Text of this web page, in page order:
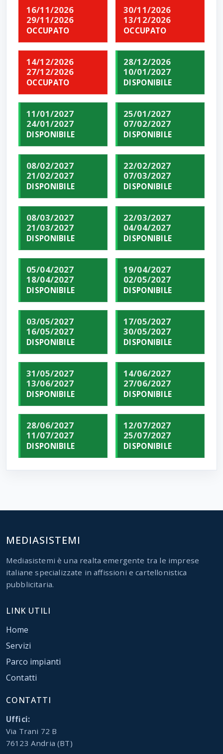
16/11/2026
29/11/2026
OCCUPATO
30/11/2026
13/12/2026
OCCUPATO
14/12/2026
27/12/2026
OCCUPATO
28/12/2026
10/01/2027
DISPONIBILE
11/01/2027
24/01/2027
DISPONIBILE
25/01/2027
07/02/2027
DISPONIBILE
08/02/2027
21/02/2027
DISPONIBILE
22/02/2027
07/03/2027
DISPONIBILE
08/03/2027
21/03/2027
DISPONIBILE
22/03/2027
04/04/2027
DISPONIBILE
05/04/2027
18/04/2027
DISPONIBILE
19/04/2027
02/05/2027
DISPONIBILE
03/05/2027
16/05/2027
DISPONIBILE
17/05/2027
30/05/2027
DISPONIBILE
31/05/2027
13/06/2027
DISPONIBILE
14/06/2027
27/06/2027
DISPONIBILE
28/06/2027
11/07/2027
DISPONIBILE
12/07/2027
25/07/2027
DISPONIBILE
MEDIASISTEMI
Mediasistemi è una realta emergente tra le imprese
italiane specializzate in affissioni e cartellonistica
pubblicitaria.
LINK UTILI
Home
Servizi
Parco impianti
Contatti
CONTATTI
Uffici:
Via Trani 72 B
76123 Andria (BT)